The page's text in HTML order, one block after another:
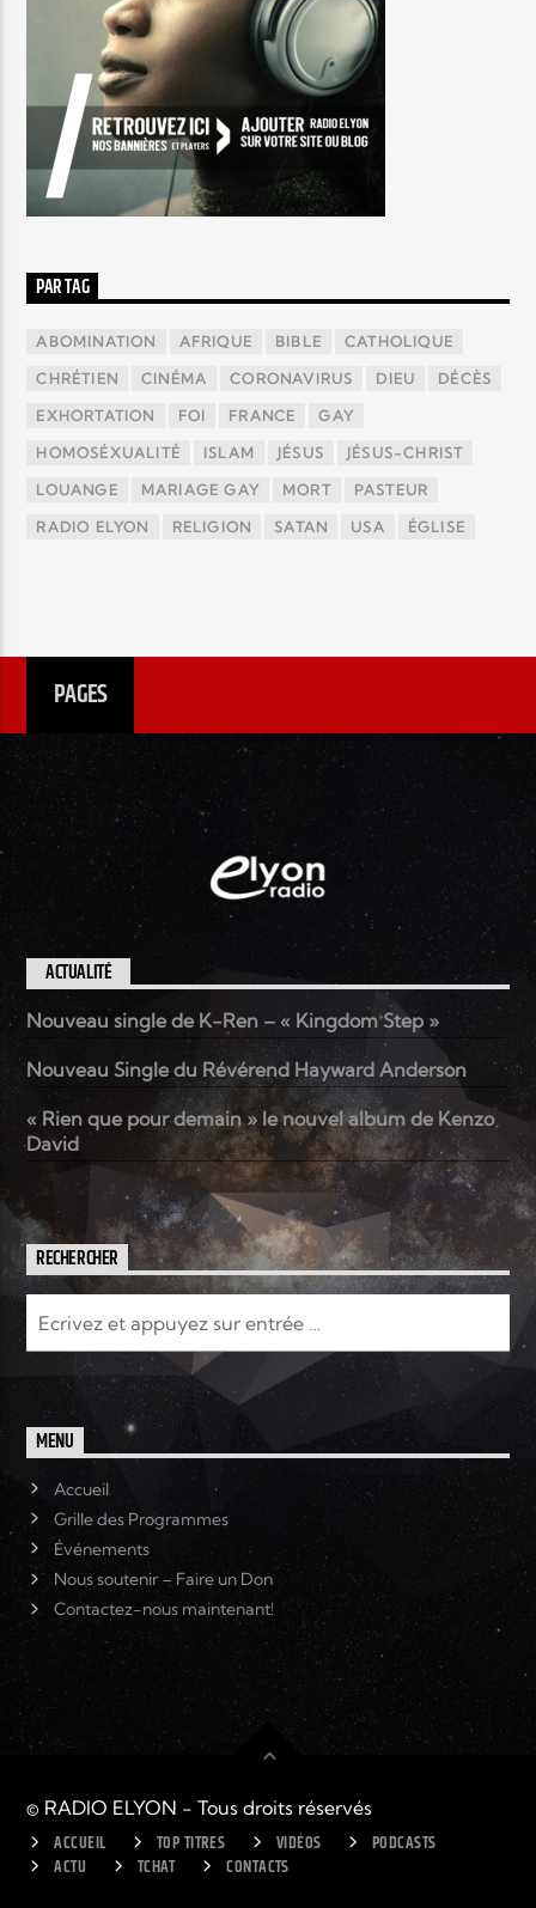
PAR TAG
ABOMINATION AFRIQUE BIBLE CATHOLIQUE
CHRÉTIEN CINÉMA CORONAVIRUS DIEU DÉCÈS
EXHORTATION FOI FRANCE GAY
HOMOSÉXUALITÉ ISLAM JÉSUS JÉSUS-CHRIST
LOUANGE MARIAGE GAY MORT PASTEUR
RADIO ELYON RELIGION SATAN USA ÉGLISE
PAGES
ACTUALITÉ
Nouveau single de K-Ren – « Kingdom Step »
Nouveau Single du Révérend Hayward Anderson
« Rien que pour demain » le nouvel album de Kenzo
David
RECHERCHER
MENU
Accueil
Grille des Programmes
Événements
Nous soutenir – Faire un Don
Contactez-nous maintenant!
© RADIO ELYON - Tous droits réservés
ACCUEIL TOP TITRES VIDÉOS
PODCASTS
ACTU
TCHAT CONTACTS